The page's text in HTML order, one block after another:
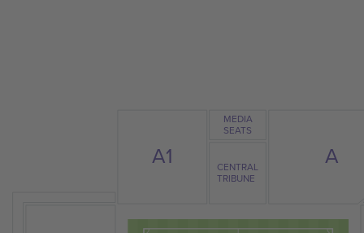
A
A1 CENTRAL
TRIBUNE
MEDIA
SEATS